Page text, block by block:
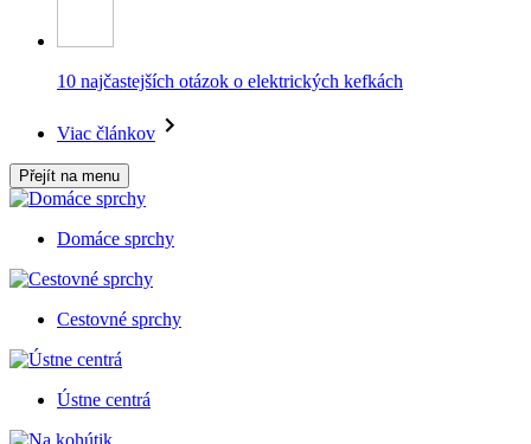
10 najčastejších otázok o elektrických kefkách
Viac článkov
Přejít na menu
Domáce sprchy
Cestovné sprchy
Ústne centrá